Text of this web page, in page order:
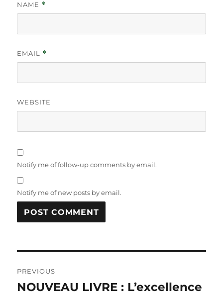
NAME *
EMAIL *
WEBSITE
Notify me of follow-up comments by email.
Notify me of new posts by email.
navigation
PREVIOUS
Previous
NOUVEAU LIVRE : L’excellence